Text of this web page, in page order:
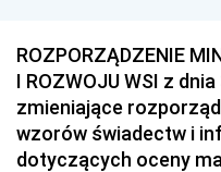
1929
1926
1923
ROZPORZĄDZENIE
I ROZWOJU WSI z
zmieniające
wzorów świadectw i
dotyczących oceny